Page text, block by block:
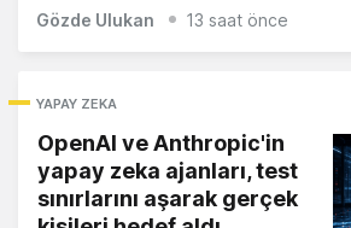
Gözde Ulukan 13 saat önce
YAPAY ZEKA
OpenAI ve Anthropic'in
yapay zeka ajanları, test
sınırlarını aşarak gerçek